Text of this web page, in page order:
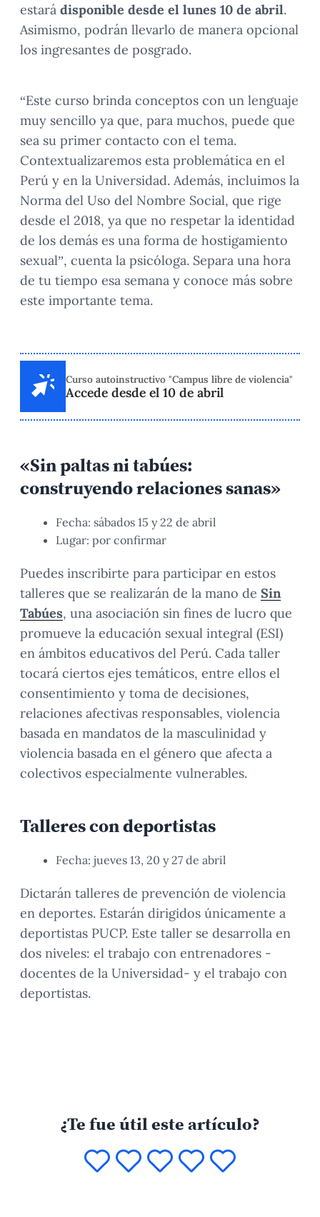
estará disponible desde el lunes 10 de abril.
Asimismo, podrán llevarlo de manera opcional
los ingresantes de posgrado.
“Este curso brinda conceptos con un lenguaje
muy sencillo ya que, para muchos, puede que
sea su primer contacto con el tema.
Contextualizaremos esta problemática en el
Perú y en la Universidad. Además, incluimos la
Norma del Uso del Nombre Social, que rige
desde el 2018, ya que no respetar la identidad
de los demás es una forma de hostigamiento
sexual”, cuenta la psicóloga. Separa una hora
de tu tiempo esa semana y conoce más sobre
este importante tema.
Curso autoinstructivo "Campus libre de violencia"
Accede desde el 10 de abril
«Sin paltas ni tabúes:
construyendo relaciones sanas»
Fecha: sábados 15 y 22 de abril
Lugar: por confirmar
Puedes inscribirte para participar en estos
talleres que se realizarán de la mano de Sin
Tabúes, una asociación sin fines de lucro que
promueve la educación sexual integral (ESI)
en ámbitos educativos del Perú. Cada taller
tocará ciertos ejes temáticos, entre ellos el
consentimiento y toma de decisiones,
relaciones afectivas responsables, violencia
basada en mandatos de la masculinidad y
violencia basada en el género que afecta a
colectivos especialmente vulnerables.
Talleres con deportistas
Fecha: jueves 13, 20 y 27 de abril
Dictarán talleres de prevención de violencia
en deportes. Estarán dirigidos únicamente a
deportistas PUCP. Este taller se desarrolla en
dos niveles: el trabajo con entrenadores -
docentes de la Universidad- y el trabajo con
deportistas.
¿Te fue útil este artículo?